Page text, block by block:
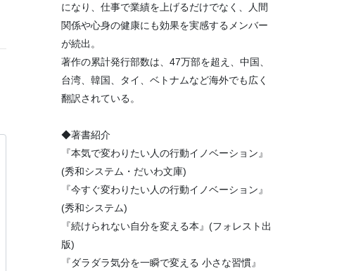
になり、仕事で業績を上げるだけでなく、人間
関係や心身の健康にも効果を実感するメンバー
が続出。
著作の累計発行部数は、47万部を超え、中国、
台湾、韓国、タイ、ベトナムなど海外でも広く
翻訳されている。
◆著書紹介
『本気で変わりたい人の行動イノベーション』
(秀和システム・だいわ文庫)
『今すぐ変わりたい人の行動イノベーション』
(秀和システム)
『続けられない自分を変える本』(フォレスト出
版)
『ダラダラ気分を一瞬で変える 小さな習慣』